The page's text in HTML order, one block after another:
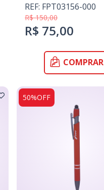
REF: FPT03156-000
R$ 150,00
R$ 75,00
COMPRAR
50%OFF